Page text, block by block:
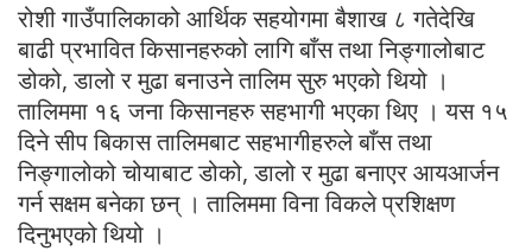
रोशी गाउँपालिकाको आर्थिक सहयोगमा बैशाख ८ गतेदेखि
बाढी प्रभावित किसानहरुको लागि बाँस तथा निङ्गालोबाट
डोको, डालो र मुढा बनाउने तालिम सुरु भएको थियो ।
तालिममा १६ जना किसानहरु सहभागी भएका थिए । यस १५
दिने सीप बिकास तालिमबाट सहभागीहरुले बाँस तथा
निङ्गालोको चोयाबाट डोको, डालो र मुढा बनाएर आयआर्जन
गर्न सक्षम बनेका छन् । तालिममा विना विकले प्रशिक्षण
दिनुभएको थियो ।